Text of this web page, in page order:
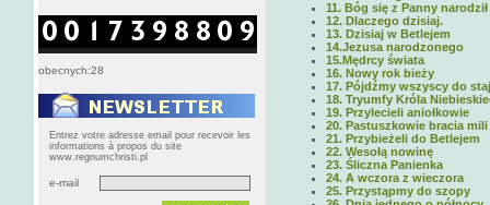
obecnych:28
Entrez votre adresse email pour recevoir les
informations à propos du site
www.regnumchristi.pl
e-mail
11. Bóg się z Panny narodził
12. Dlaczego dzisiaj.
13. Dzisiaj w Betlejem
14.Jezusa narodzonego
15.Mędrcy świata
16. Nowy rok bieży
17. Pójdźmy wszyscy do
18. Tryumfy Króla
19. Przylecieli aniołkowie
20. Pastuszkowie bracia mili
21. Przybieżeli do Betlejem
22. Wesołą nowinę
23. Śliczna Panienka
24. A wczora z wieczora
25. Przystąpmy do szopy